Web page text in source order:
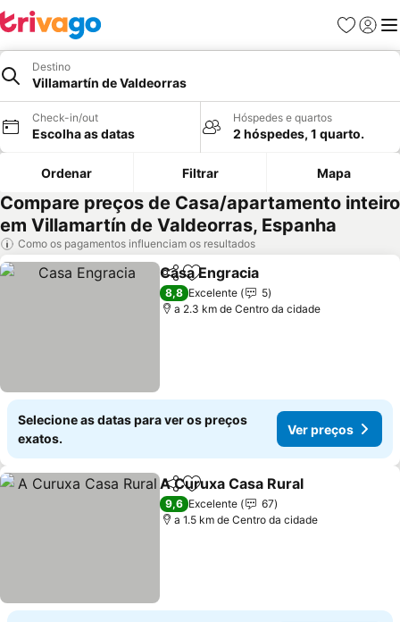
Favoritos
Iniciar
Destino
Villamartín de Valdeorras
Check-in/out
Escolha as datas
Hóspedes e quartos
2 hóspedes, 1 quarto.
Ordenar Filtrar Mapa
Compare preços de Casa/apartamento inteiro
em Villamartín de Valdeorras, Espanha
Como os pagamentos influenciam os resultados
PartilharAdicionar aos favoritos
Casa Engracia
8,8 Excelente
5
a 2.3 km de Centro da cidade
Selecione as datas para ver os preços
exatos.
Ver preços
PartilharAdicionar aos favoritos
A Curuxa Casa Rural
9,6 Excelente
67
a 1.5 km de Centro da cidade